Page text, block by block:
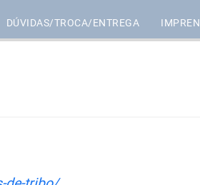
DÚVIDAS/TROCA/ENTREGA